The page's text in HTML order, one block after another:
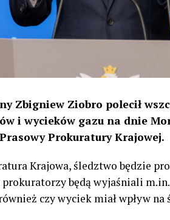
Zbigniew Ziobro polecił
i wycieków gazu na dnie
Prokuratury Krajowej.
Krajowa, śledztwo będzie
będą wyjaśniali
czy wyciek miał wpływ